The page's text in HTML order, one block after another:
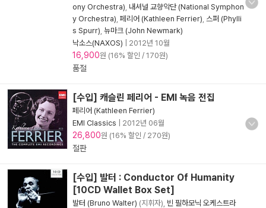
ony Orchestra) 내셔널 교향악단 (National Symphon
y Orchestra) 페리어 (Kathleen Ferrier) 스퍼 (Phylli
s Spurr) 뉴마크 (John Newmark)
낙소스(NAXOS)
2012년 10월
16,900원 (16% 할인 / 170원)
품절
[수입] 캐슬린 페리어 - EMI 녹음 전집
페리어 (Kathleen Ferrier)
EMI Classics
2012년 06월
26,800원 (16% 할인 / 270원)
절판
[수입] 발터 : Conductor Of Humanity
[10CD Wallet Box Set]
발터 (Bruno Walter) (지휘자), 빈 필하모닉 오케스트라